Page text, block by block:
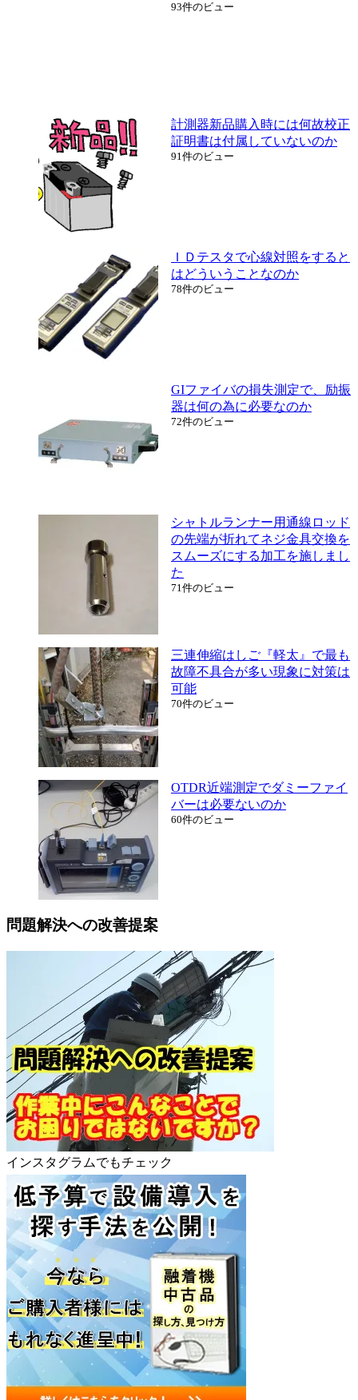
93件のビュー
計測器新品購入時には何故校正
証明書は付属していないのか
91件のビュー
ＩＤテスタで心線対照をすると
はどういうことなのか
78件のビュー
GIファイバの損失測定で、励振
器は何の為に必要なのか
72件のビュー
シャトルランナー用通線ロッド
の先端が折れてネジ金具交換を
スムーズにする加工を施しまし
た
71件のビュー
三連伸縮はしご『軽太』で最も
故障不具合が多い現象に対策は
可能
70件のビュー
OTDR近端測定でダミーファイ
バーは必要ないのか
60件のビュー
問題解決への改善提案
インスタグラムでもチェック